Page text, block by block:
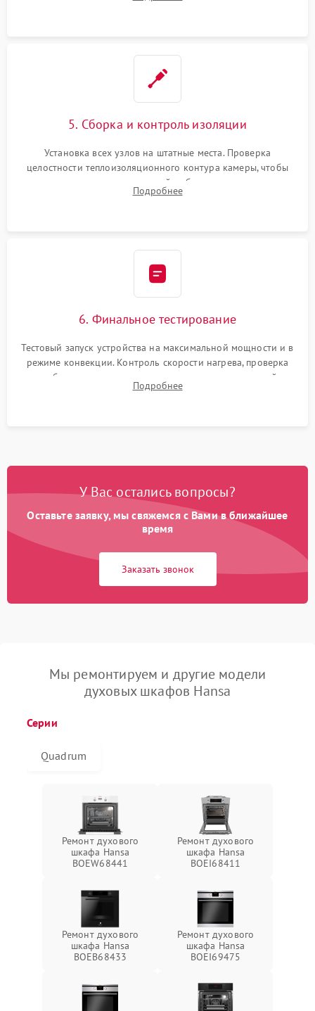
5. Сборка и контроль изоляции
Установка всех узлов на штатные места. Проверка
целостности теплоизоляционного контура камеры, чтобы
исключить перегрев кухонной мебели и потерю тепла.
Надежная фиксация клемм и сборка корпуса шкафа.
Подробнее
6. Финальное тестирование
Тестовый запуск устройства на максимальной мощности и в
режиме конвекции. Контроль скорости нагрева, проверка
срабатывания термостата при достижении заданной
температуры и тест на отсутствие утечек тока.
Подробнее
У Вас остались вопросы?
Оставьте заявку, мы свяжемся с Вами в ближайшее
время
Заказать звонок
Мы ремонтируем и другие модели
духовых шкафов Hansa
Серии
Quadrum
Ремонт духового
шкафа Hansa
BOEW68441
Ремонт духового
шкафа Hansa
BOEI68411
Ремонт духового
шкафа Hansa
BOEB68433
Ремонт духового
шкафа Hansa
BOEI69475